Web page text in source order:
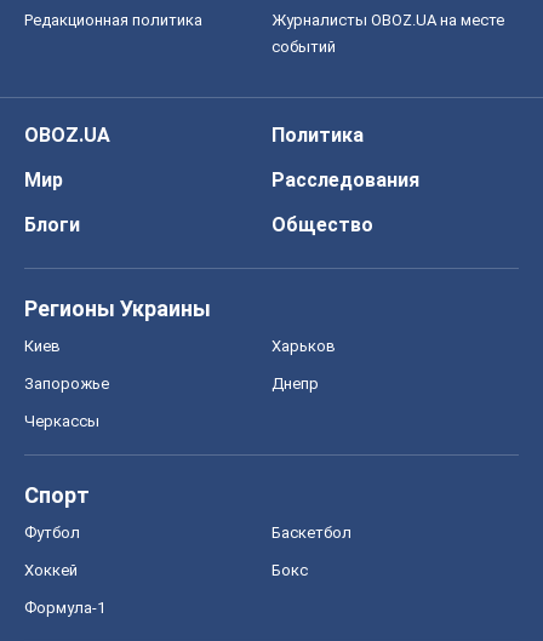
Редакционная политика
Журналисты OBOZ.UA на месте
событий
OBOZ.UA
Политика
Мир
Расследования
Блоги
Общество
Регионы Украины
Киев Харьков
Запорожье Днепр
Черкассы
Спорт
Футбол Баскетбол
Хоккей Бокс
Формула-1